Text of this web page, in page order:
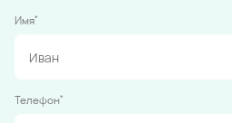
Имя*
Телефон*